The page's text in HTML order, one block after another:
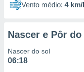
Vento médio: 4
Nascer e Pôr do
Nascer do sol
06:18